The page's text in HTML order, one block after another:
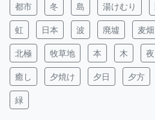
都市 冬 島 湯けむり
虹 日本 波 廃墟 麦畑
北極 牧草地 本 木 夜
癒し 夕焼け 夕日 夕方
緑